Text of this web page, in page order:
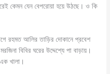
কেমন যেন বেপরোয়া হয়ে উঠছে। ও কি
রহমত আলির তাড়ির দোকানে প্রবেশ
বিবির ঘরের উদ্দেশ্যে পা বাড়ায়।
খালা।